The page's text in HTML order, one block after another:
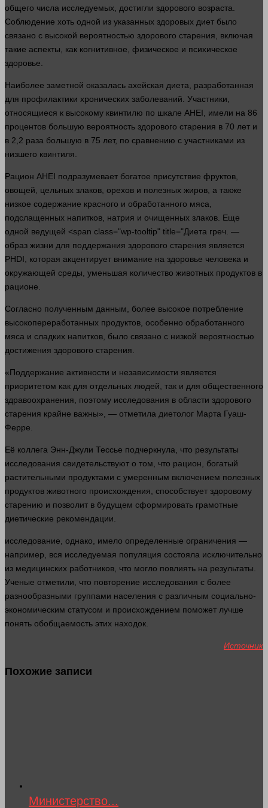
общего числа исследуемых, достигли здорового возраста.
Соблюдение хоть одной из указанных здоровых диет было
связано с высокой вероятностью здорового старения, включая
такие аспекты, как когнитивное, физическое и психическое
здоровье.
Наиболее заметной оказалась ахейская диета , разработанная
для профилактики хронических заболеваний. Участники,
относящиеся к высокому квинтилю по шкале AHEI, имели на 86
процентов большую вероятность здорового старения в 70 лет и
в 2,2 раза большую в 75 лет, по сравнению с участниками из
низшего квинтиля.
Рацион AHEI подразумевает богатое присутствие фруктов,
овощей, цельных злаков, орехов и полезных жиров, а также
низкое содержание красного и обработанного мяса,
подслащенных напитков, натрия и очищенных злаков. Еще
одной ведущей <span class="wp-tooltip" title="Диета греч. —
образ жизни для поддержания здорового старения является
PHDI, которая акцентирует внимание на здоровье человека и
окружающей среды, уменьшая количество животных продуктов в
рационе.
Согласно полученным данным, более высокое потребление
высокопереработанных продуктов, особенно обработанного
мяса и сладких напитков, было связано с низкой вероятностью
достижения здорового старения.
«Поддержание активности и независимости является
приоритетом как для отдельных людей , так и для общественного
здравоохранения, поэтому исследования в области здорового
старения крайне важны», — отметила диетолог Марта Гуаш-
Ферре.
Её коллега Энн-Джули Тессье подчеркнула, что результаты
исследования свидетельствуют о том, что рацион, богатый
растительными продуктами с умеренным включением полезных
продуктов животного происхождения, способствует здоровому
старению и позволит в будущем сформировать грамотные
диетические рекомендации.
исследование , однако, имело определенные ограничения —
например , вся исследуемая популяция состояла исключительно
из медицинских работников, что могло повлиять на результаты.
Ученые отметили, что повторение исследования с более
разнообразными группами населения с различным социально-
экономическим статусом и происхождением поможет лучше
понять обобщаемость этих находок.
Источник
Похожие записи
Министерство...